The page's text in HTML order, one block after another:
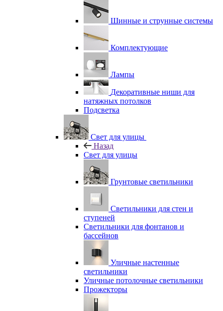
Шинные и струнные системы
Комплектующие
Лампы
Декоративные ниши для
натяжных потолков
Подсветка
Свет для улицы
Назад
Свет для улицы
Грунтовые светильники
Светильники для стен и
ступеней
Светильники для фонтанов и
бассейнов
Уличные настенные
светильники
Уличные потолочные светильники
Прожекторы